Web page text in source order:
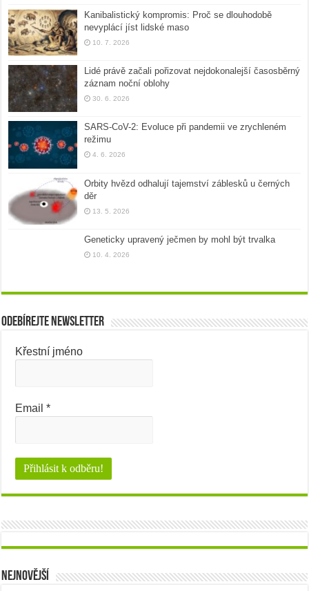
Kanibalistický kompromis: Proč se dlouhodobě
nevyplácí jíst lidské maso
10. 7. 2026
Lidé právě začali pořizovat nejdokonalejší časosběrný
záznam noční oblohy
30. 6. 2026
SARS-CoV-2: Evoluce při pandemii ve zrychleném
režimu
4. 6. 2026
Orbity hvězd odhalují tajemství záblesků u černých
děr
13. 5. 2026
Geneticky upravený ječmen by mohl být trvalka
10. 4. 2026
Odebírejte newsletter
Křestní jméno
Email*
Nejnovější